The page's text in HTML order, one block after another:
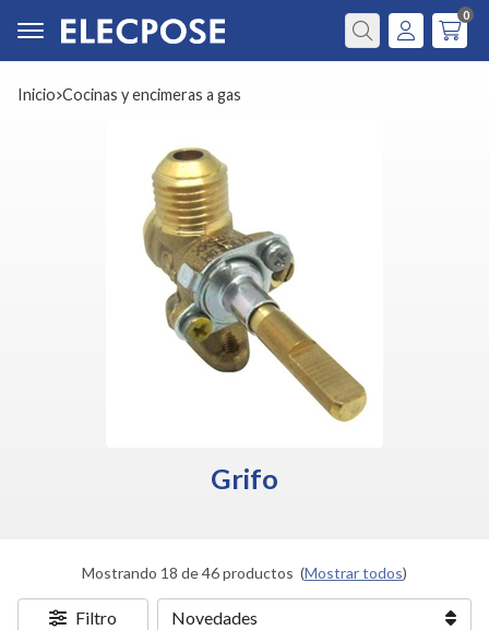
Buscar
0
Inicio cocinas y encimeras a gas
Grifo
Mostrando 18 de 46 productos (Mostrar todos)
Filtro